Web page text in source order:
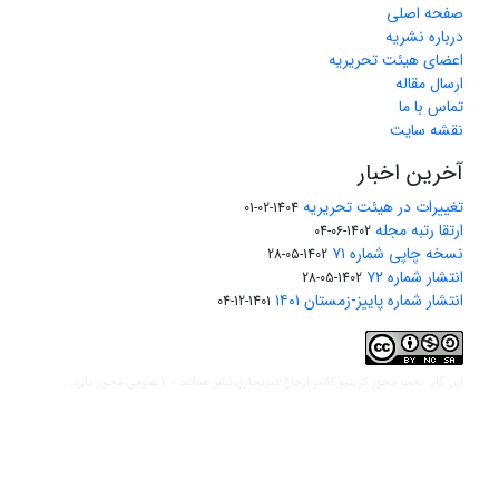
صفحه اصلی
درباره نشریه
اعضای هیئت تحریریه
ارسال مقاله
تماس با ما
نقشه سایت
آخرین اخبار
تغییرات در هیئت تحریریه 1404-02-01
ارتقا رتبه مجله 1402-06-04
نسخه چاپی شماره ۷۱ 1402-05-28
انتشار شماره ۷۲ 1402-05-28
انتشار شماره پاییز-زمستان ۱۴۰۱ 1401-12-04